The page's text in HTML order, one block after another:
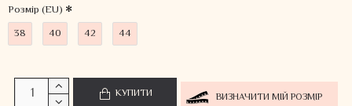
Розмір (EU)
38
40 42 44
КУПИТИ ВИЗНАЧИТИ МІЙ РОЗМІР